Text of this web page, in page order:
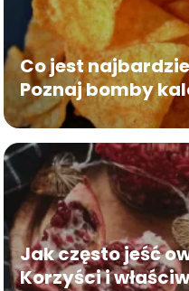
Co jest
Poznaj bomby
Jak często jeść
Korzyści i